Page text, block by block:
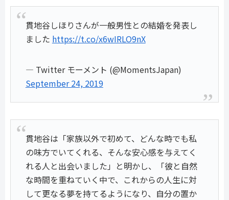
貫地谷しほりさんが一般男性との結婚を発表し
ました https://t.co/x6wIRLO9nX
— Twitter モーメント (@MomentsJapan)
September 24, 2019
貫地谷は「家族以外で初めて、どんな時でも私
の味方でいてくれる、そんな安心感を与えてく
れる人と出会いました」と明かし、「彼と自然
な時間を重ねていく中で、これからの人生に対
して更なる夢を持てるようになり、自分の置か